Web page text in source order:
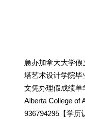
急办加拿大大学假
塔艺术设计学院
文凭办理假成绩
Alberta College of
936794295【学历